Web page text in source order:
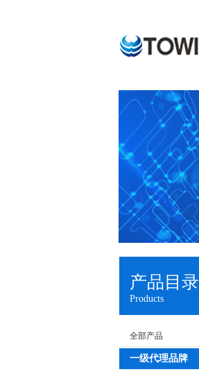
产品目录
Products
全部产品
一级代理品牌